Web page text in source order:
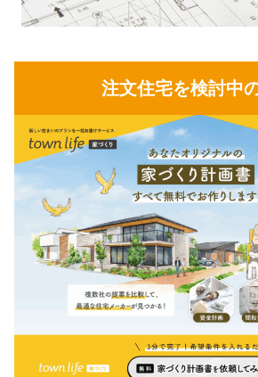
注文住宅を検討中